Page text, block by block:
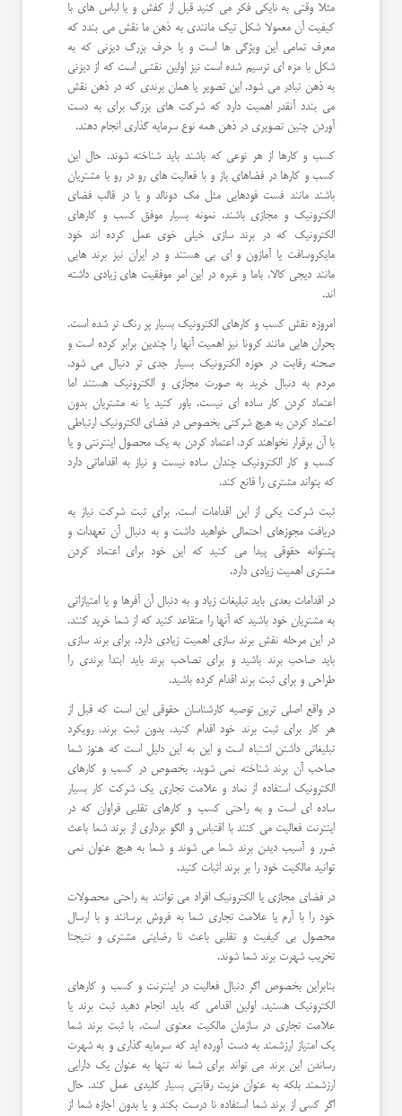
مثلا وقتی به نایکی فکر می کنید قبل از کفش و یا لباس های با
کیفیت آن معمولا شکل تیک مانندی به ذهن ما نقش می بندد که
معرف تمامی این ویژگی ها است و یا حرف بزرگ دیزنی که به
شکل با مزه ای ترسیم شده است نیز اولین نقشی است که از دیزنی
به ذهن تبادر می شود. این تصویر یا همان برندی که در ذهن نقش
می بندد آنقدر اهمیت دارد که شرکت های بزرگ برای به دست
آوردن چنین تصویری در ذهن همه نوع سرمایه گذاری انجام دهند.
کسب و کارها از هر نوعی که باشند باید شناخته شوند. حال این
کسب و کارها در فضاهای باز و با فعالیت های رو در رو با مشتریان
باشند مانند فست فودهایی مثل مک دونالد و یا در قالب فضای
الکترونیک و مجازی باشند. نمونه بسیار موفق کسب و کارهای
الکترونیک که در برند سازی خیلی خوی عمل کرده اند خود
مایکروسافت یا آمازون و ای بی هستند و در ایران نیز برند هایی
مانند دیجی کالا، باما و غیره در این امر موفقیت های زیادی داشته
اند.
امروزه نقش کسب و کارهای الکترونیک بسیار پر رنگ تر شده است.
بحران هایی مانند کرونا نیز اهمیت آنها را چندین برابر کرده است و
صحنه رقابت در حوزه الکترونیک بسیار جدی تر دنبال می شود.
مردم به دنبال خرید به صورت مجازی و الکترونیک هستند اما
اعتماد کردن کار ساده ای نیست. باور کنید یا نه مشتریان بدون
اعتماد کردن به هیچ شرکتی بخصوص در فضای الکترونیک ارتباطی
با آن برقرار نخواهند کرد. اعتماد کردن به یک محصول اینترنتی و یا
کسب و کار الکترونیک چندان ساده نیست و نیاز به اقداماتی دارد
که بتواند مشتری را قانع کند.
ثبت شرکت یکی از این اقدامات است. برای ثبت شرکت نیاز به
دریافت مجوزهای احتمالی خواهید داشت و به دنبال آن تعهدات و
پشتوانه حقوقی پیدا می کنید که این خود برای اعتماد کردن
مشتری اهمیت زیادی دارد.
در اقدامات بعدی باید تبلیغات زیاد و به دنبال آن آفرها و یا امتیازاتی
به مشتریان خود باشید که آنها را متقاعد کنید که از شما خرید کنند.
در این مرحله نقش برند سازی اهمیت زیادی دارد. برای برند سازی
باید صاحب برند باشید و برای تصاحب برند باید ابتدا برندی را
طراحی و برای ثبت برند اقدام کرده باشید.
در واقع اصلی ترین توصیه کارشناسان حقوقی این است که قبل از
هر کار برای ثبت برند خود اقدام کنید. بدون ثبت برند، رویکرد
تبلیغاتی داشتن اشتباه است و این به این دلیل است که هنوز شما
صاحب آن برند شناخته نمی شوید. بخصوص در کسب و کارهای
الکترونیک استفاده از نماد و علامت تجاری یک شرکت کار بسیار
ساده ای است و به راحتی کسب و کارهای تقلبی فراوان که در
اینترنت فعالیت می کنند با اقتباس و الگو برداری از برند شما باعث
ضرر و آسیب دیدن برند شما می شوند و شما به هیچ عنوان نمی
توانید مالکیت خود را بر برند اثبات کنید.
در فضای مجازی یا الکترونیک افراد می توانند به راحتی محصولات
خود را با آرم یا علامت تجاری شما به فروش برسانند و با ارسال
محصول بی کیفیت و تقلبی باعث نا رضایتی مشتری و نتیجتا
تخریب شهرت برند شما شوند.
بنابراین بخصوص اگر دنبال فعالیت در اینترنت و کسب و کارهای
الکترونیک هستید، اولین اقدامی که باید انجام دهید ثبت برند یا
علامت تجاری در سازمان مالکیت معنوی است. با ثبت برند شما
یک امتیاز ارزشمند به دست آورده اید که سرمایه گذاری و به شهرت
رساندن این برند می تواند برای شما نه تنها به عنوان یک دارایی
ارزشمند بلکه به عنوان مزیت رقابتی بسیار کلیدی عمل کند. حال
اگر کسی از برند شما استفاده نا درست بکند و یا بدون اجازه شما از